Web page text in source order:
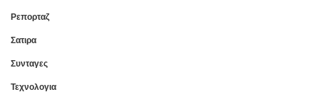
Ρεπορταζ
Σατιρα
Συνταγες
Τεχνολογια